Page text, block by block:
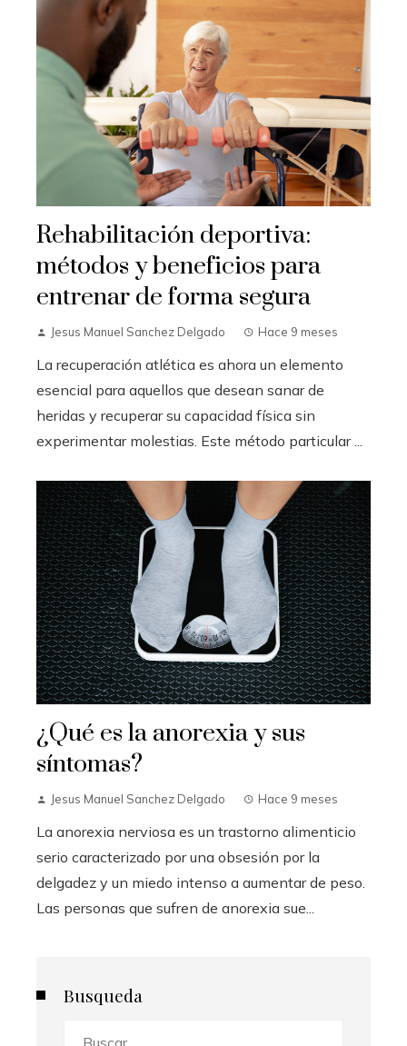
Rehabilitación deportiva:
métodos y beneficios para
entrenar de forma segura
Jesus Manuel Sanchez Delgado Hace 9 meses
La recuperación atlética es ahora un elemento
esencial para aquellos que desean sanar de
heridas y recuperar su capacidad física sin
experimentar molestias. Este método particular ...
¿Qué es la anorexia y sus
síntomas?
Jesus Manuel Sanchez Delgado Hace 9 meses
La anorexia nerviosa es un trastorno alimenticio
serio caracterizado por una obsesión por la
delgadez y un miedo intenso a aumentar de peso.
Las personas que sufren de anorexia sue...
Busqueda